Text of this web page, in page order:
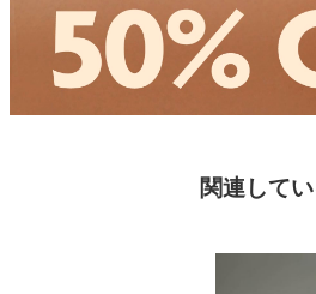
関連して